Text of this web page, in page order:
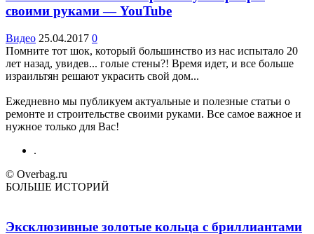
своими руками — YouTube
Видео 25.04.2017 0
Помните тот шок, который большинство из нас испытало 20
лет назад, увидев... голые стены?! Время идет, и все больше
израильтян решают украсить свой дом...
Ежедневно мы публикуем актуальные и полезные статьи о
ремонте и строительстве своими руками. Все самое важное и
нужное только для Вас!
.
© Overbag.ru
БОЛЬШЕ ИСТОРИЙ
Эксклюзивные золотые кольца с бриллиантами